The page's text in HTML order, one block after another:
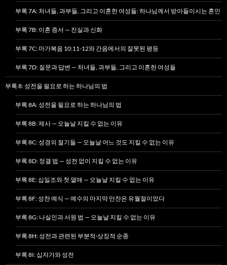
부록 7A: 처녀들, 과부들, 그리고 이혼한 여성들: 하나님께서 받아들이시는 혼인
부록 7B: 이혼 증서 — 진실과 신화
부록 7C: 마가복음 10:11-12와 간음에서의 잘못된 평등
부록 7D: 질문과 답변 — 처녀들, 과부들, 그리고 이혼한 여성들
부록 8: 성전을 필요로 하는 하나님의 법
부록 8A: 성전을 필요로 하는 하나님의 법
부록 8B: 제사 — 오늘날 지킬 수 없는 이유
부록 8C: 성경의 절기들 — 오늘날 어느 것도 지킬 수 없는 이유
부록 8D: 정결 법 — 성전 없이 지킬 수 없는 이유
부록 8E: 십일조와 첫 열매 — 오늘날 지킬 수 없는 이유
부록 8F: 성찬 예식 — 예수의 마지막 만찬은 유월절이었다
부록 8G: 나실인과 서원 법 — 오늘날 지킬 수 없는 이유
부록 8H: 성전과 관련된 부분적·상징적 순종
부록 8I: 십자가와 성전